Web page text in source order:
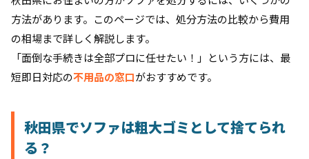
方法があります。このページでは、処分方法の比較から費用
の相場まで詳しく解説します。
「面倒な手続きは全部プロに任せたい！」という方には、最
短即日対応の不用品の窓口がおすすめです。
秋田県でソファは粗大ゴミとして捨てられ
る？